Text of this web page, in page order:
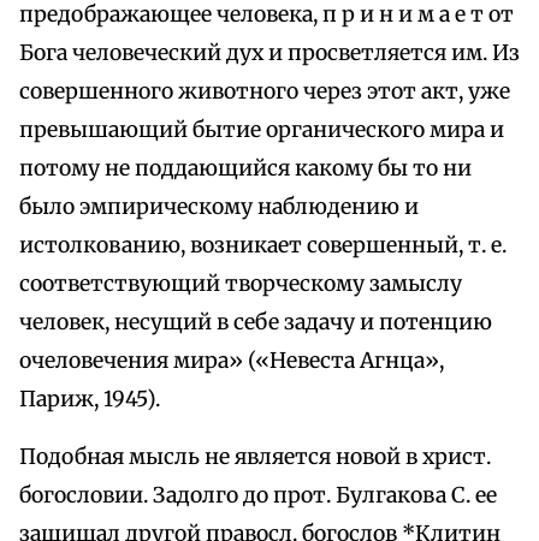
предображающее человека, п р и н и м а е т от
Бога человеческий дух и просветляется им. Из
совершенного животного через этот акт, уже
превышающий бытие органического мира и
потому не поддающийся какому бы то ни
было эмпирическому наблюдению и
истолкованию, возникает совершенный, т. е.
соответствующий творческому замыслу
человек, несущий в себе задачу и потенцию
очеловечения мира» («Невеста Агнца»,
Париж, 1945).
Подобная мысль не является новой в христ.
богословии. Задолго до прот. Булгакова С. ее
защищал другой правосл. богослов *Клитин